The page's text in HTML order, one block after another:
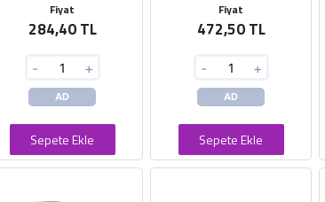
Fiyat
284,40 TL
- +
AD
Sepete Ekle
Fiyat
472,50 TL
- +
AD
Sepete Ekle